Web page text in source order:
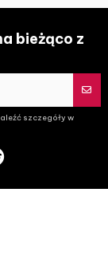
bieżąco z
szczegóły w